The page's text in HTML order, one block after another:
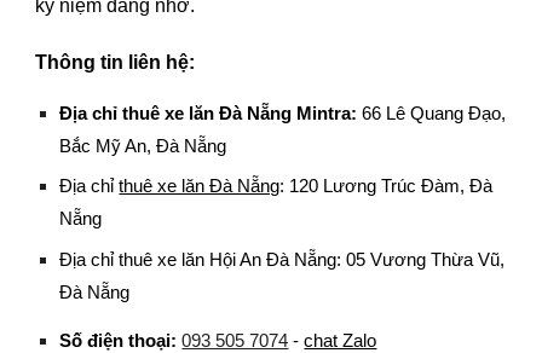
kỷ niệm đáng nhớ.
Thông tin liên hệ:
Địa chỉthuê xe lăn Đà Nẵng Mintra: 66 Lê Quang Đạo,
Bắc Mỹ An, Đà Nẵng
Địa chỉthuê xe lăn Đà Nẵng: 120 Lương Trúc Đàm, Đà
Nẵng
Địa chỉ thuê xe lăn Hội An Đà Nẵng: 05 Vương Thừa Vũ,
Đà Nẵng
Số điện thoại: 093 505 7074 -chat Zalo